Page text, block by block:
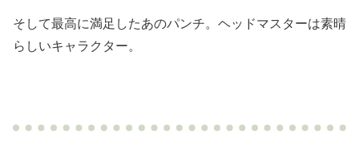
そして最高に満足したあのパンチ。ヘッドマスターは素晴
らしいキャラクター。